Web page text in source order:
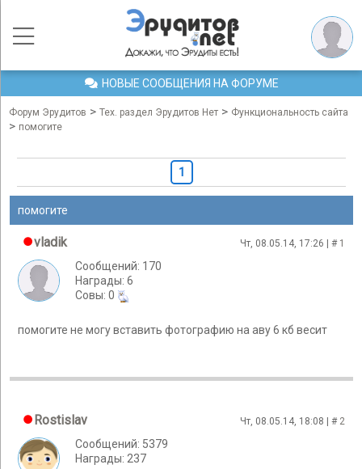
НОВЫЕ СООБЩЕНИЯ НА ФОРУМЕ
Форум Эрудитов > Тех. раздел Эрудитов Нет > Функциональность сайта
> помогите
1
помогите
vladik Чт, 08.05.14, 17:26 | # 1
Сообщений: 170
Награды: 6
Cовы: 0
помогите не могу вставить фотографию на аву 6 кб весит
Rostislav Чт, 08.05.14, 18:08 | # 2
Сообщений: 5379
Награды: 237